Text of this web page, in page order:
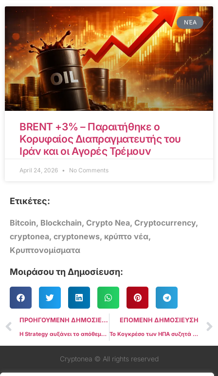
ΝΈΑ
BRENT +3% – Παραιτήθηκε ο
Κορυφαίος Διαπραγματευτής του
Ιράν και οι Αγορές Τρέμουν
April 24, 2026 No Comments
Ετικέτες:
Bitcoin, Blockchain, Crypto Nea, Cryptocurrency,
cryptonea, cryptonews, κρύπτο νέα,
Κρυπτονομίσματα
Μοιράσου τη Δημοσίευση:
ΠΡΟΗΓΟΥΜΕΝΗ ΔΗΜΟΣΙΕΥΣΗ
Η Strategy αυξάνει το απόθεμά της σε Bitcoin στα 73 δισ. δολάρια με σχεδόν 639.000 BTC
ΕΠΟΜΕΝΗ ΔΗΜΟΣΙΕΥΣΗ
Το Κογκρέσο των ΗΠΑ συζητά με Saylor και Lee για την πρόταση Στρατηγικού Αποθεματικού Bitcoin
Cryptonea © All rights reserved